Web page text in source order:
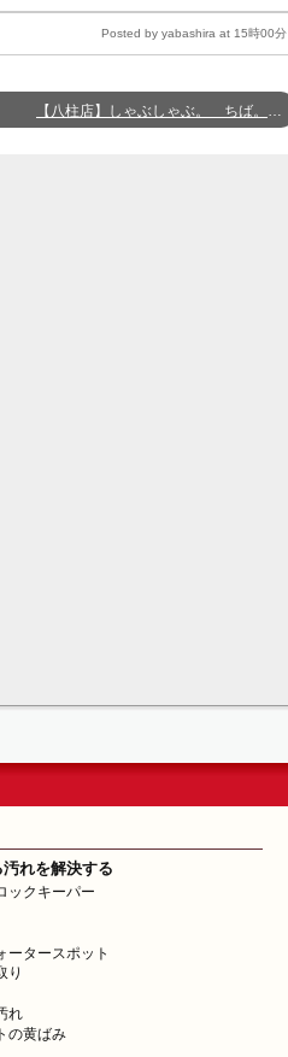
Posted by yabashira at 15時00分
【八柱店】しゃぶしゃぶ。 ちば。
れを解決する
ックキーパー
ータースポット
り
れ
の黄ばみ